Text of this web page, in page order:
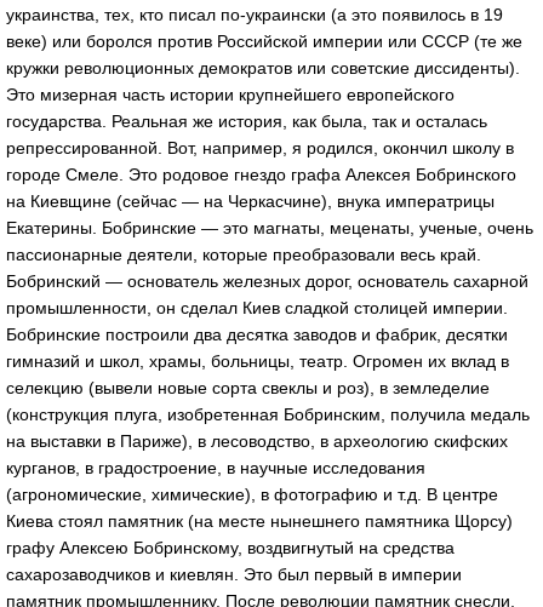
украинства, тех, кто писал по-украински (а это появилось в 19
веке) или боролся против Российской империи или СССР (те же
кружки революционных демократов или советские диссиденты).
Это мизерная часть истории крупнейшего европейского
государства. Реальная же история, как была, так и осталась
репрессированной. Вот, например, я родился, окончил школу в
городе Смеле. Это родовое гнездо графа Алексея Бобринского
на Киевщине (сейчас — на Черкасчине), внука императрицы
Екатерины. Бобринские — это магнаты, меценаты, ученые, очень
пассионарные деятели, которые преобразовали весь край.
Бобринский — основатель железных дорог, основатель сахарной
промышленности, он сделал Киев сладкой столицей империи.
Бобринские построили два десятка заводов и фабрик, десятки
гимназий и школ, храмы, больницы, театр. Огромен их вклад в
селекцию (вывели новые сорта свеклы и роз), в земледелие
(конструкция плуга, изобретенная Бобринским, получила медаль
на выставки в Париже), в лесоводство, в археологию скифских
курганов, в градостроение, в научные исследования
(агрономические, химические), в фотографию и т.д. В центре
Киева стоял памятник (на месте нынешнего памятника Щорсу)
графу Алексею Бобринскому, воздвигнутый на средства
сахарозаводчиков и киевлян. Это был первый в империи
памятник промышленнику. После революции памятник снесли,